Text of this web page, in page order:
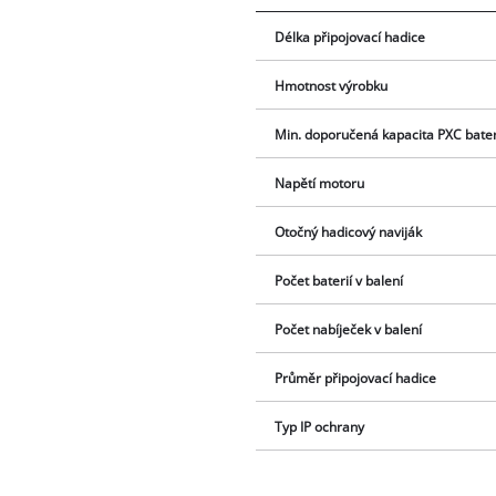
Délka připojovací hadice
Hmotnost výrobku
Min. doporučená kapacita PXC
Napětí motoru
Otočný hadicový naviják
Počet baterií v balení
Počet nabíječek v balení
Průměr připojovací hadice
Typ IP ochrany